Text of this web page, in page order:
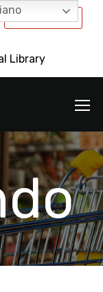
International
Library